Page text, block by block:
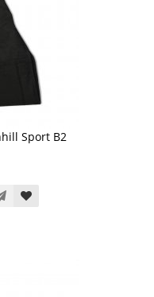
Sport B2